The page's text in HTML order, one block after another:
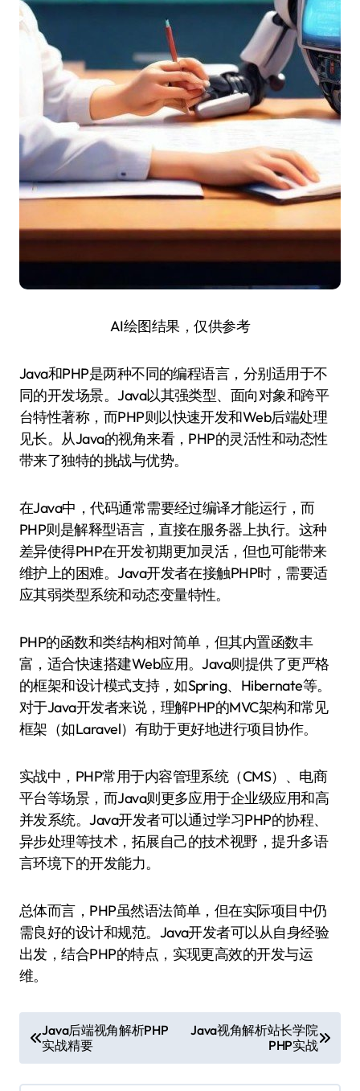
AI绘图结果，仅供参考
Java和PHP是两种不同的编程语言，分别适用于不
同的开发场景。Java以其强类型、面向对象和跨平
台特性著称，而PHP则以快速开发和Web后端处理
见长。从Java的视角来看，PHP的灵活性和动态性
带来了独特的挑战与优势。
在Java中，代码通常需要经过编译才能运行，而
PHP则是解释型语言，直接在服务器上执行。这种
差异使得PHP在开发初期更加灵活，但也可能带来
维护上的困难。Java开发者在接触PHP时，需要适
应其弱类型系统和动态变量特性。
PHP的函数和类结构相对简单，但其内置函数丰
富，适合快速搭建Web应用。Java则提供了更严格
的框架和设计模式支持，如Spring、Hibernate等。
对于Java开发者来说，理解PHP的MVC架构和常见
框架（如Laravel）有助于更好地进行项目协作。
实战中，PHP常用于内容管理系统（CMS）、电商
平台等场景，而Java则更多应用于企业级应用和高
并发系统。Java开发者可以通过学习PHP的协程、
异步处理等技术，拓展自己的技术视野，提升多语
言环境下的开发能力。
总体而言，PHP虽然语法简单，但在实际项目中仍
需良好的设计和规范。Java开发者可以从自身经验
出发，结合PHP的特点，实现更高效的开发与运
维。
章
导
Java后端视角解析PHP
实战精要
Java视角解析站长学院
PHP实战